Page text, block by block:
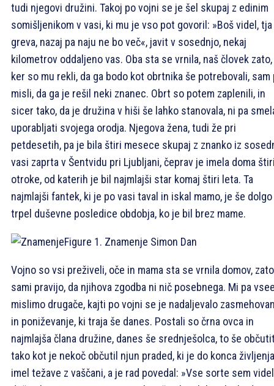
tudi njegovi družini. Takoj po vojni se je šel skupaj z edinim
somišljenikom v vasi, ki mu je vso pot govoril: »Boš videl, tja
greva, nazaj pa naju ne bo več«, javit v sosednjo, nekaj
kilometrov oddaljeno vas. Oba sta se vrnila, naš človek zato,
ker so mu rekli, da ga bodo kot obrtnika še potrebovali, sam
misli, da ga je rešil neki znanec. Obrt so potem zaplenili, in
sicer tako, da je družina v hiši še lahko stanovala, ni pa
uporabljati svojega orodja. Njegova žena, tudi že pri
petdesetih, pa je bila štiri mesece skupaj z znanko iz
vasi zaprta v Šentvidu pri Ljubljani, čeprav je imela doma
otroke, od katerih je bil najmlajši star komaj štiri leta. Ta
najmlajši fantek, ki je po vasi taval in iskal mamo, je še dolgo
trpel duševne posledice obdobja, ko je bil brez mame.
Figure 1. Znamenje Simon Dan
Vojno so vsi preživeli, oče in mama sta se vrnila domov, zato
sami pravijo, da njihova zgodba ni nič posebnega. Mi pa
mislimo drugače, kajti po vojni se je nadaljevalo
in poniževanje, ki traja še danes. Postali so črna ovca in
najmlajša člana družine, danes še srednješolca, to še
tako kot je nekoč občutil njun praded, ki je do konca življenja
imel težave z vaščani, a je rad povedal: »Vse sorte sem